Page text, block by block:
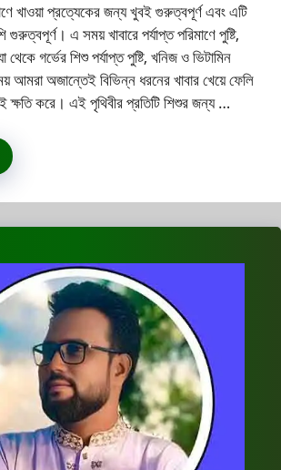
খাওয়া প্রত্যেকের জন্য খুবই গুরুত্বপূর্ণ এবং এটি
গুরুত্বপূর্ণ। এ সময় খাবারে পর্যাপ্ত পরিমাণে পুষ্টি,
থেকে গর্ভের শিশু পর্যাপ্ত পুষ্টি, খনিজ ও ভিটামিন
অজান্তেই বিভিন্ন ধরনের খাবার খেয়ে ফেলি
ক্ষতি করে। এই পৃথিবীর প্রতিটি শিশুর জন্য …